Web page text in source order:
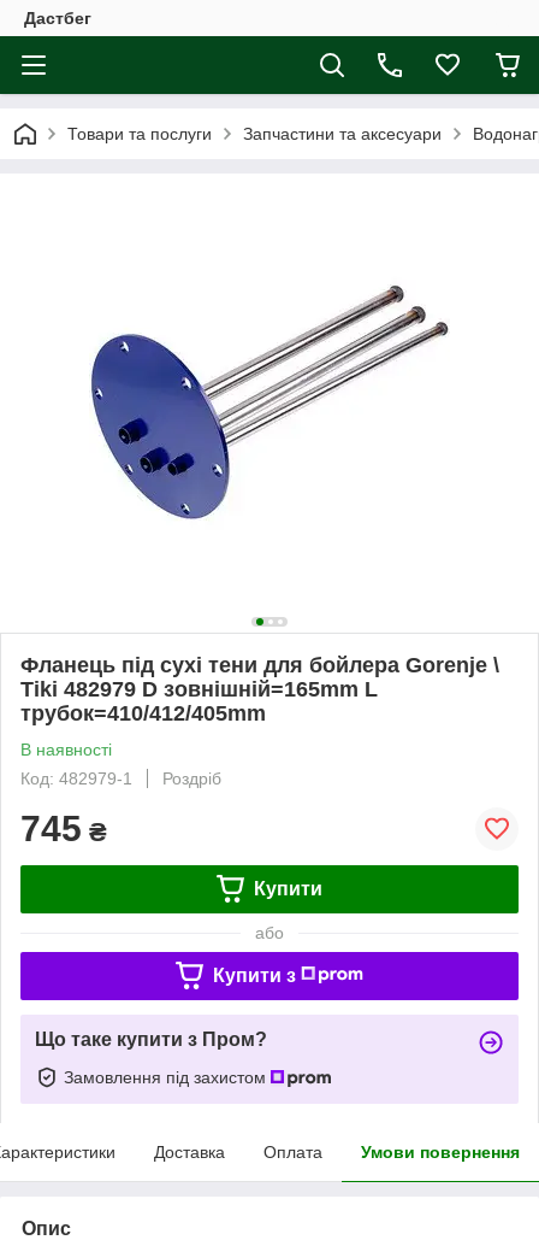
Дастбег
Товари та послуги Запчастини та аксесуари
Фланець під сухі тени для бойлера Gorenje \
Tiki 482979 D зовнішній=165mm L
трубок=410/412/405mm
В наявності
Код: 482979-1
Роздріб
745 ₴
Купити
або
Купити з
Що таке купити з Пром?
Замовлення під захистом
Доставка Оплата Умови повернення
Опис